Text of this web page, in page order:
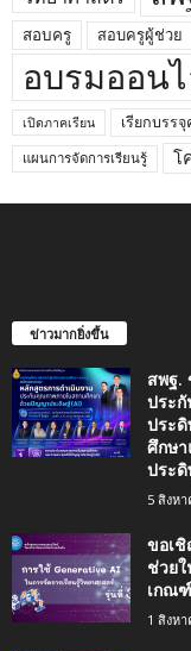
สอบครู สอบครูผู้ช่วย
อบรมออน
เปิดภาคเรียน เรียกบรร
แผนการจัดการเรียนรู้ โ
ข่าวมากยิ่งขึ้น
สพฐ.
ประ
ประ
ศึกษ
ประดิ
5 สิงห
ขอเ
ช่วย
เกณ
1 สิงห